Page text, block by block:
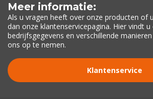
Meer informatie:
Als u vragen heeft over onze producten of
dan onze klantenservicepagina. Hier vindt u
bedrijfsgegevens en verschillende
ons op te nemen.
Klantenservice